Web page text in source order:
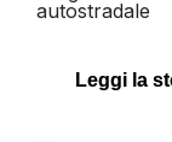
autostradale
Leggi la